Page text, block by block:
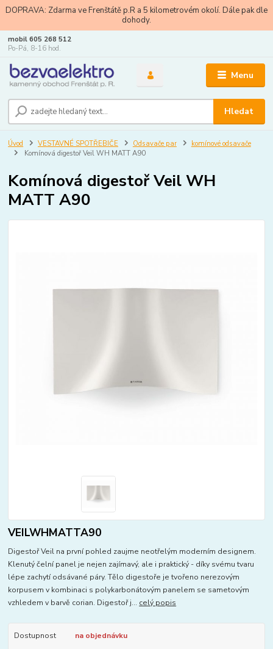
DOPRAVA: Zdarma ve Frenštátě p.R a 5 kilometrovém okolí. Dále pak dle
dohody.
Menu
Hledat
mobil 605 268 512
Po-Pá, 8-16 hod.
Úvod VESTAVNÉ SPOTŘEBIČE Odsavače par
komínové odsavače
Komínová digestoř Veil WH MATT A90
Komínová digestoř Veil WH
MATT A90
VEILWHMATTA90
Digestoř Veil na první pohled zaujme neotřelým moderním designem.
Klenutý čelní panel je nejen zajímavý, ale i praktický - díky svému tvaru
lépe zachytí odsávané páry. Tělo digestoře je tvořeno nerezovým
korpusem v kombinaci s polykarbonátovým panelem se sametovým
vzhledem v barvě corian. Digestoř j... celý popis
Dostupnost na objednávku